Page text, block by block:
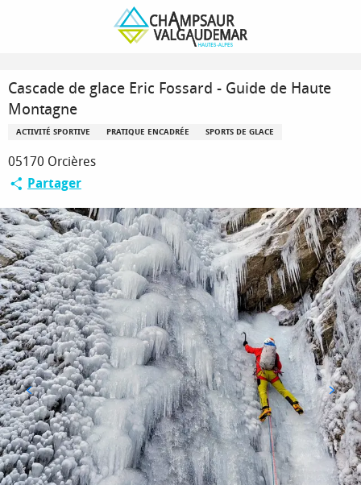
Cascade de glace Eric Fossard - Guide de Haute Montagne
Cascade de glace Eric Fossard - Guide de Haute
Montagne
ACTIVITÉ SPORTIVE PRATIQUE ENCADRÉE SPORTS DE GLACE
05170 Orcières
Partager